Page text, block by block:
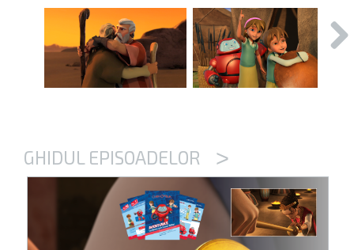
GHIDUL EPISOADELOR >